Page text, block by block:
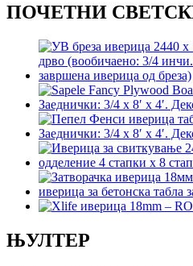
ПОЧЕТНИ
ЊУЛТЕР